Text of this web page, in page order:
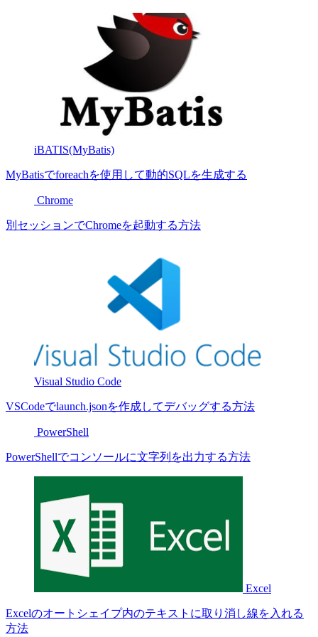
iBATIS(MyBatis)
MyBatisでforeachを使用して動的SQLを生成する
Chrome
別セッションでChromeを起動する方法
Visual Studio Code
VSCodeでlaunch.jsonを作成してデバッグする方法
PowerShell
PowerShellでコンソールに文字列を出力する方法
Excel
Excelのオートシェイプ内のテキストに取り消し線を入れる
方法